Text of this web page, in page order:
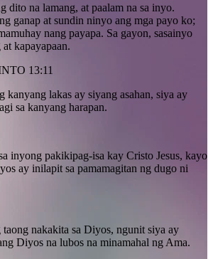
dito na lamang, at paalam na sa inyo.
ganap at sundin ninyo ang mga payo ko;
nang payapa. Sa gayon, sasainyo
kapayapaan.
13:11
kanyang lakas ay siyang asahan, siya ay
sa kanyang harapan.
inyong pakikipag-isa kay Cristo Jesus, kayo
ay inilapit sa pamamagitan ng dugo ni
nakakita sa Diyos, ngunit siya ay
Diyos na lubos na minamahal ng Ama.